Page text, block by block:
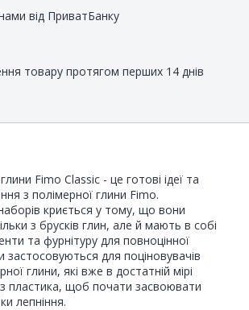
від ПриватБанку
товару протягом перших 14 днів
Fimo Classic - це готові ідеї та
з полімерної глини Fimo.
криється у тому, що вони
з брусків глин, але й мають в собі
та фурнітуру для повноцінної
для поціновувачів
глини, які вже в достатній мірі
з пластика, щоб почати засвоювати
лепніння.